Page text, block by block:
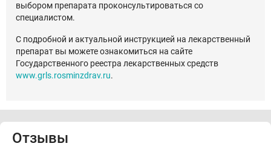
выбором препарата проконсультироваться со
специалистом.
С подробной и актуальной инструкцией на лекарственный
препарат вы можете ознакомиться на сайте
Государственного реестра лекарственных средств
www.grls.rosminzdrav.ru.
Отзывы